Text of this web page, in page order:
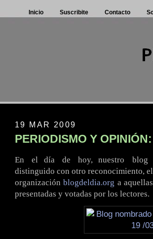
Inicio Suscribite Contacto
19 MAR 2009
PERIODISMO Y
En el día. de hoy, nuestro blog
distinguido con otro reconocimiento,
organización blogdeldia.org a
presentadas y votadas por los lectores.